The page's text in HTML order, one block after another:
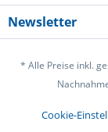
Newsletter
* Alle Preise inkl.
Cookie-